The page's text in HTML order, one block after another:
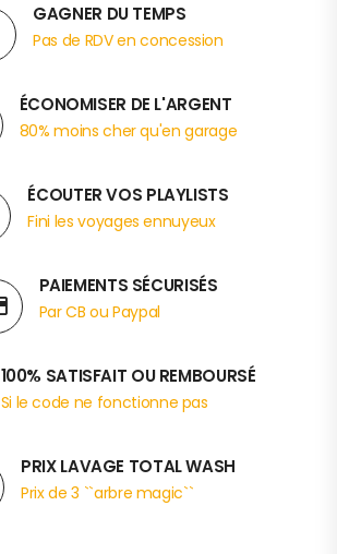
GAGNER DU TEMPS
Pas de RDV en concession
ÉCONOMISER DE L'ARGENT
80% moins cher qu'en garage
ÉCOUTER VOS PLAYLISTS
Fini les voyages ennuyeux
PAIEMENTS SÉCURISÉS
Par CB ou Paypal
100% SATISFAIT OU REMBOURSÉ
Si le code ne fonctionne pas
PRIX LAVAGE TOTAL WASH
Prix de 3 ``arbre magic``